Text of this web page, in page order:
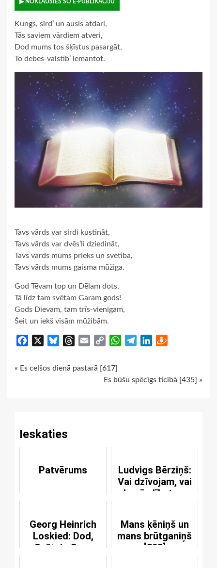
▶ NOKLAUSIES ŠO E-PUBLIKĀCIJU
Kungs, sird’ un ausis atdari,
Tās saviem vārdiem atveri,
Dod mums tos šķīstus pasargāt,
To debes-valstib’ iemantot.
Tavs vārds var sirdi kustināt,
Tavs vārds var dvēs’li dziedināt,
Tavs vārds mums prieks un svētiba,
Tavs vārds mums gaisma mūžiga.
God Tēvam top un Dēlam dots,
Tā līdz tam svētam Garam gods!
Gods Dievam, tam trīs-vienigam,
Šeit un iekš visām mūžibām.
Facebook BlueskyThreads
Email
Copy
WhatsApp
TelegramLinkedIn
Continue
« Es celšos dienā pastarā [617]
Es būšu spēcīgs ticībā [435] »
Ieskaties
Patvērums
Ludvigs Bērziņš:
Vai dzīvojam, vai
kapā slīkstam
Georg Heinrich
Loskied: Dod,
Svētais Gars
Mans ķēniņš un
mans brūtganiņš
[398]